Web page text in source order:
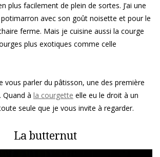
plus facilement de plein de sortes. J’ai une
avec son goût noisette et pour le
ferme. Mais je cuisine aussi la courge
plus exotiques comme celle
vous parler du pâtisson, une des première
Quand à la courgette elle eu le droit à un
seule que je vous invite à regarder.
La butternut